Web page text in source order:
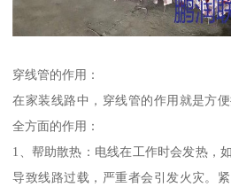
穿线管的作用：
在家装线路中，穿线管的作用就是方
全方面的作用：
1、帮助散热：电线在工作时会发热，
导致线路过载，严重者会引发火灾。